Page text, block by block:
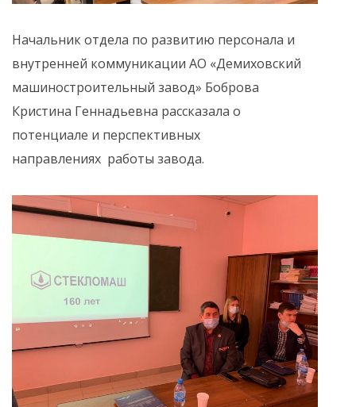
Начальник отдела по развитию персонала и
внутренней коммуникации АО «Демиховский
машиностроительный завод» Боброва
Кристина Геннадьевна рассказала о
потенциале и перспективных
направлениях работы завода.